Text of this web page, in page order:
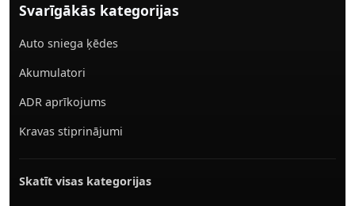
Svarīgākās kategorijas
Auto sniega ķēdes
Akumulatori
ADR aprīkojums
Kravas stiprinājumi
Skatīt visas kategorijas